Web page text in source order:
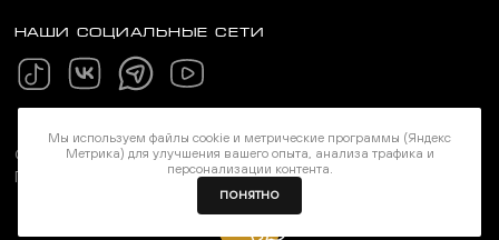
НАШИ СОЦИАЛЬНЫЕ СЕТИ
©Stereozona 2026. Все права защищены
Политика конфиденциальности
Мы используем файлы cookie и метрические программы (Яндекс
Метрика) для улучшения вашего опыта, анализа трафика и
персонализации контента.
ПОНЯТНО